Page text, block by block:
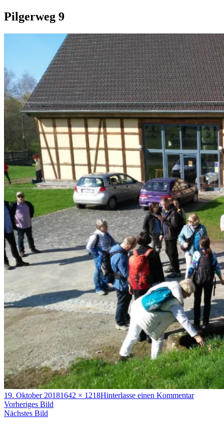
Pilgerweg 9
Veröffentlicht
am
19. Oktober 2018Volle
1642 × 1218Hinterlasse einen Kommentarzu
Vorheriges Bild
Nächstes Bild